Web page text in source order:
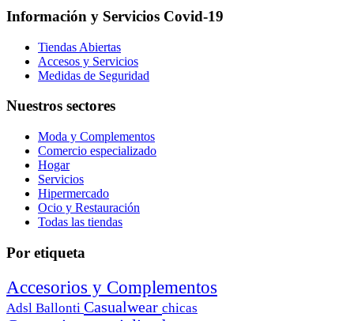
Información y Servicios Covid-19
Tiendas Abiertas
Accesos y Servicios
Medidas de Seguridad
Nuestros sectores
Moda y Complementos
Comercio especializado
Hogar
Servicios
Hipermercado
Ocio y Restauración
Todas las tiendas
Por etiqueta
Accesorios y Complementos
Adsl Ballonti Casualwear chicas